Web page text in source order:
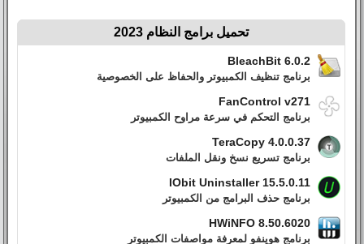
تحميل برامج النظام 2023
BleachBit 6.0.2
برنامج تنظيف الكمبيوتر والحفاظ على الخصوصية
FanControl v271
برنامج التحكم في سرعة مراوح الكمبيوتر
TeraCopy 4.0.0.37
برنامج تسريع نسخ ونقل الملفات
IObit Uninstaller 15.5.0.11
برنامج حذف البرامج من الكمبيوتر
HWiNFO 8.50.6020
برنامج هوينفو لمعرفة مواصفات الكمبيوتر